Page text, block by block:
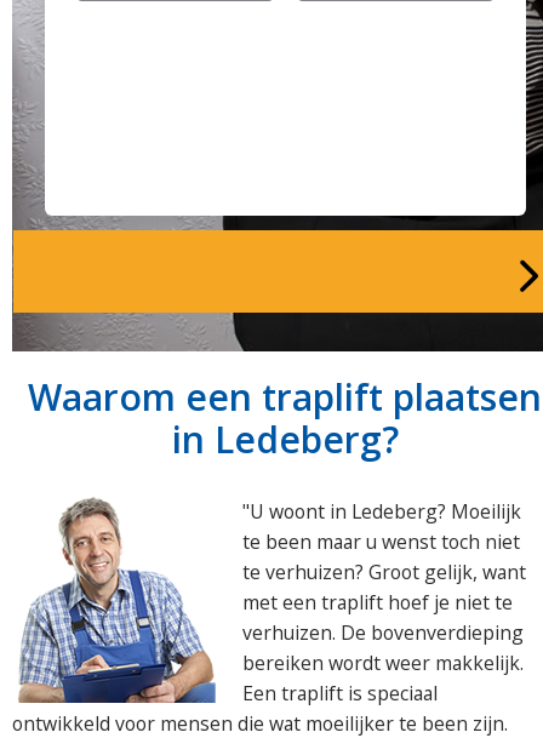
Waarom een traplift plaatsen
in Ledeberg?
"U woont in Ledeberg? Moeilijk
te been maar u wenst toch niet
te verhuizen? Groot gelijk, want
met een traplift hoef je niet te
verhuizen. De bovenverdieping
bereiken wordt weer makkelijk.
Een traplift is speciaal
ontwikkeld voor mensen die wat moeilijker te been zijn.